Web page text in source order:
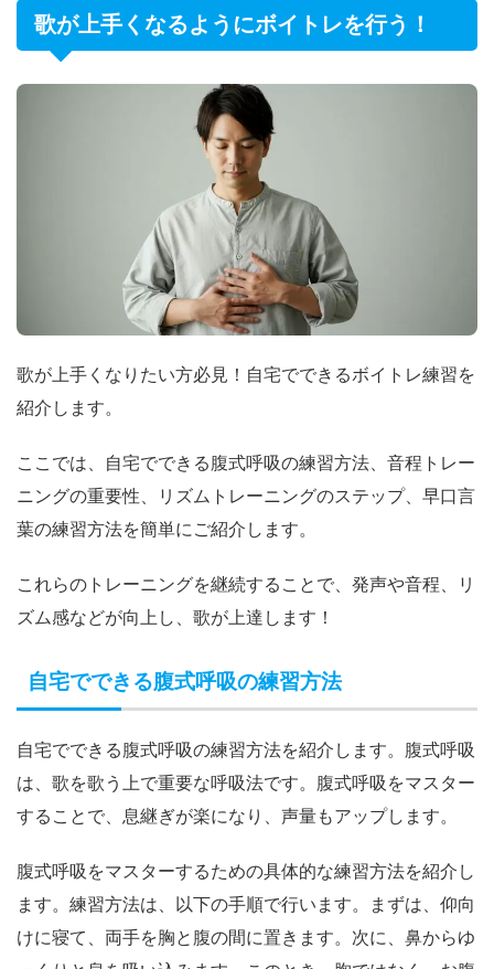
歌が上手くなるようにボイトレを行う！
歌が上手くなりたい方必見！自宅でできるボイトレ練習を
紹介します。
ここでは、自宅でできる腹式呼吸の練習方法、音程トレー
ニングの重要性、リズムトレーニングのステップ、早口言
葉の練習方法を簡単にご紹介します。
これらのトレーニングを継続することで、発声や音程、リ
ズム感などが向上し、歌が上達します！
自宅でできる腹式呼吸の練習方法
自宅でできる腹式呼吸の練習方法を紹介します。腹式呼吸
は、歌を歌う上で重要な呼吸法です。腹式呼吸をマスター
することで、息継ぎが楽になり、声量もアップします。
腹式呼吸をマスターするための具体的な練習方法を紹介し
ます。練習方法は、以下の手順で行います。まずは、仰向
けに寝て、両手を胸と腹の間に置きます。次に、鼻からゆ